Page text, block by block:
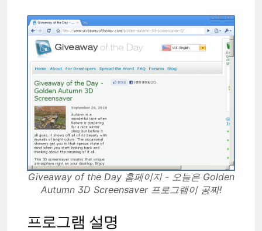
Giveaway of the Day 홈페이지 - 오늘은 Golden
Autumn 3D Screensaver 프로그램이 공짜!
프로그램 설명